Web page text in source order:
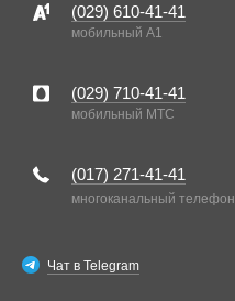
(029) 610-41-41
мобильный A1
(029) 710-41-41
мобильный MTC
(017) 271-41-41
многоканальный телефон
Чат в Telegram